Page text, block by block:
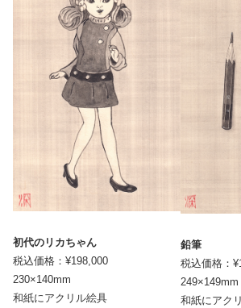
初代のリカちゃん
税込価格：¥198,000
230×140mm
和紙にアクリル絵具
鉛筆
税込価格：
249×149mm
和紙にアク